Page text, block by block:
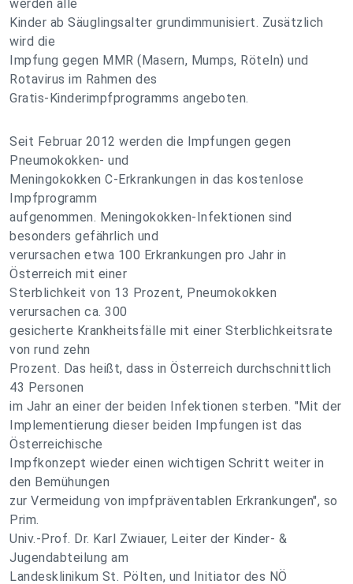
werden alle
Kinder ab Säuglingsalter grundimmunisiert. Zusätzlich
wird die
Impfung gegen MMR (Masern, Mumps, Röteln) und
Rotavirus im Rahmen des
Gratis-Kinderimpfprogramms angeboten.
Seit Februar 2012 werden die Impfungen gegen
Pneumokokken- und
Meningokokken C-Erkrankungen in das kostenlose
Impfprogramm
aufgenommen. Meningokokken-Infektionen sind
besonders gefährlich und
verursachen etwa 100 Erkrankungen pro Jahr in
Österreich mit einer
Sterblichkeit von 13 Prozent, Pneumokokken
verursachen ca. 300
gesicherte Krankheitsfälle mit einer Sterblichkeitsrate
von rund zehn
Prozent. Das heißt, dass in Österreich durchschnittlich
43 Personen
im Jahr an einer der beiden Infektionen sterben. "Mit der
Implementierung dieser beiden Impfungen ist das
Österreichische
Impfkonzept wieder einen wichtigen Schritt weiter in
den Bemühungen
zur Vermeidung von impfpräventablen Erkrankungen", so
Prim.
Univ.-Prof. Dr. Karl Zwiauer, Leiter der Kinder- &
Jugendabteilung am
Landesklinikum St. Pölten, und Initiator des NÖ